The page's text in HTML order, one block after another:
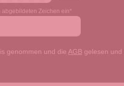
Zeichen ein*
genommen und die AGB gelesen und